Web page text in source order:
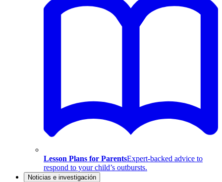
Lesson Plans for ParentsExpert-backed advice to
respond to your child’s outbursts.
Noticias e investigación